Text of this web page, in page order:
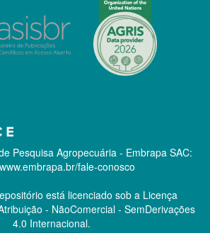
Pesquisa Agropecuária - Embrapa SAC:
fale-conosco
está licenciado sob a Licença
- NãoComercial - SemDerivações
4.0 Internacional.